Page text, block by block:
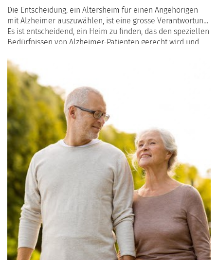
Die Entscheidung, ein Altersheim für einen Angehörigen
mit Alzheimer auszuwählen, ist eine grosse Verantwortung.
Es ist entscheidend, ein Heim zu finden, das den speziellen
Bedürfnissen von Alzheimer-Patienten gerecht wird und
diesem Artikel erfahren Sie, welche Kriterien bei der
Wahl eines passenden Heims berücksichtigt werden
sollten, von der Sicherheit über das Personal bis hin zu
den angebotenen Aktivitäten.